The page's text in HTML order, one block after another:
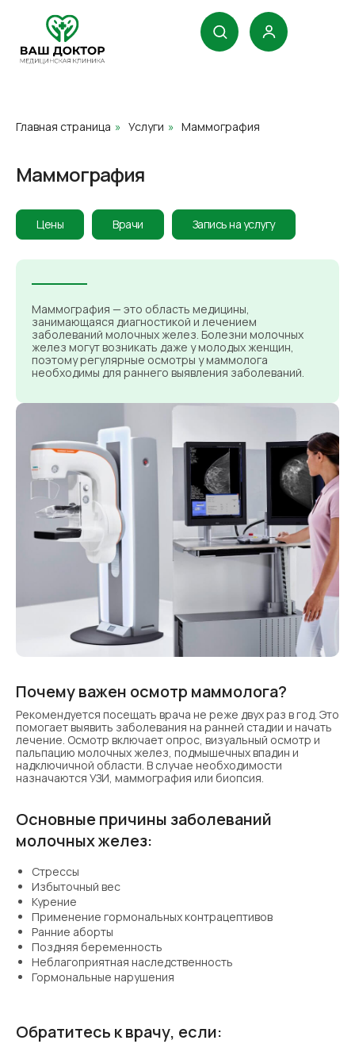
Главная страница » Услуги » Маммография
Маммография
Цены Врачи Запись на услугу
Маммография — это область медицины,
занимающаяся диагностикой и лечением
заболеваний молочных желез. Болезни молочных
желез могут возникать даже у молодых женщин,
поэтому регулярные осмотры у маммолога
необходимы для раннего выявления заболеваний.
Почему важен осмотр маммолога?
Рекомендуется посещать врача не реже двух раз в год. Это
помогает выявить заболевания на ранней стадии и начать
лечение. Осмотр включает опрос, визуальный осмотр и
пальпацию молочных желез, подмышечных впадин и
надключичной области. В случае необходимости
назначаются УЗИ, маммография или биопсия.
Основные причины заболеваний
молочных желез:
Стрессы
Избыточный вес
Курение
Применение гормональных контрацептивов
Ранние аборты
Поздняя беременность
Неблагоприятная наследственность
Гормональные нарушения
Обратитесь к врачу, если: